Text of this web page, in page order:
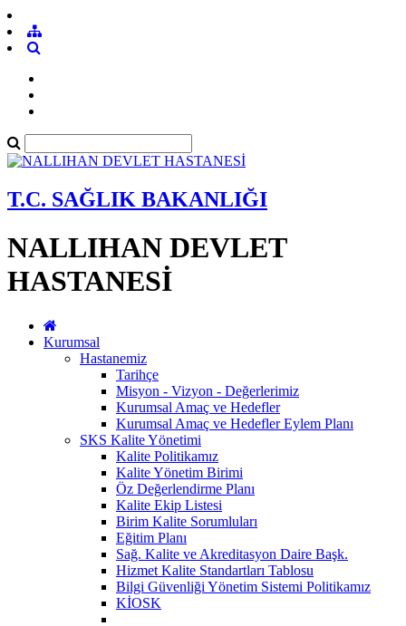
T.C. SAĞLIK BAKANLIĞI
NALLIHAN DEVLET
HASTANESİ
Kurumsal
Hastanemiz
Tarihçe
Misyon - Vizyon - Değerlerimiz
Kurumsal Amaç ve Hedefler
Kurumsal Amaç ve Hedefler Eylem Planı
SKS Kalite Yönetimi
Kalite Politikamız
Kalite Yönetim Birimi
Öz Değerlendirme Planı
Kalite Ekip Listesi
Birim Kalite Sorumluları
Eğitim Planı
Sağ. Kalite ve Akreditasyon Daire Başk.
Hizmet Kalite Standartları Tablosu
Bilgi Güvenliği Yönetim Sistemi Politikamız
KİOSK